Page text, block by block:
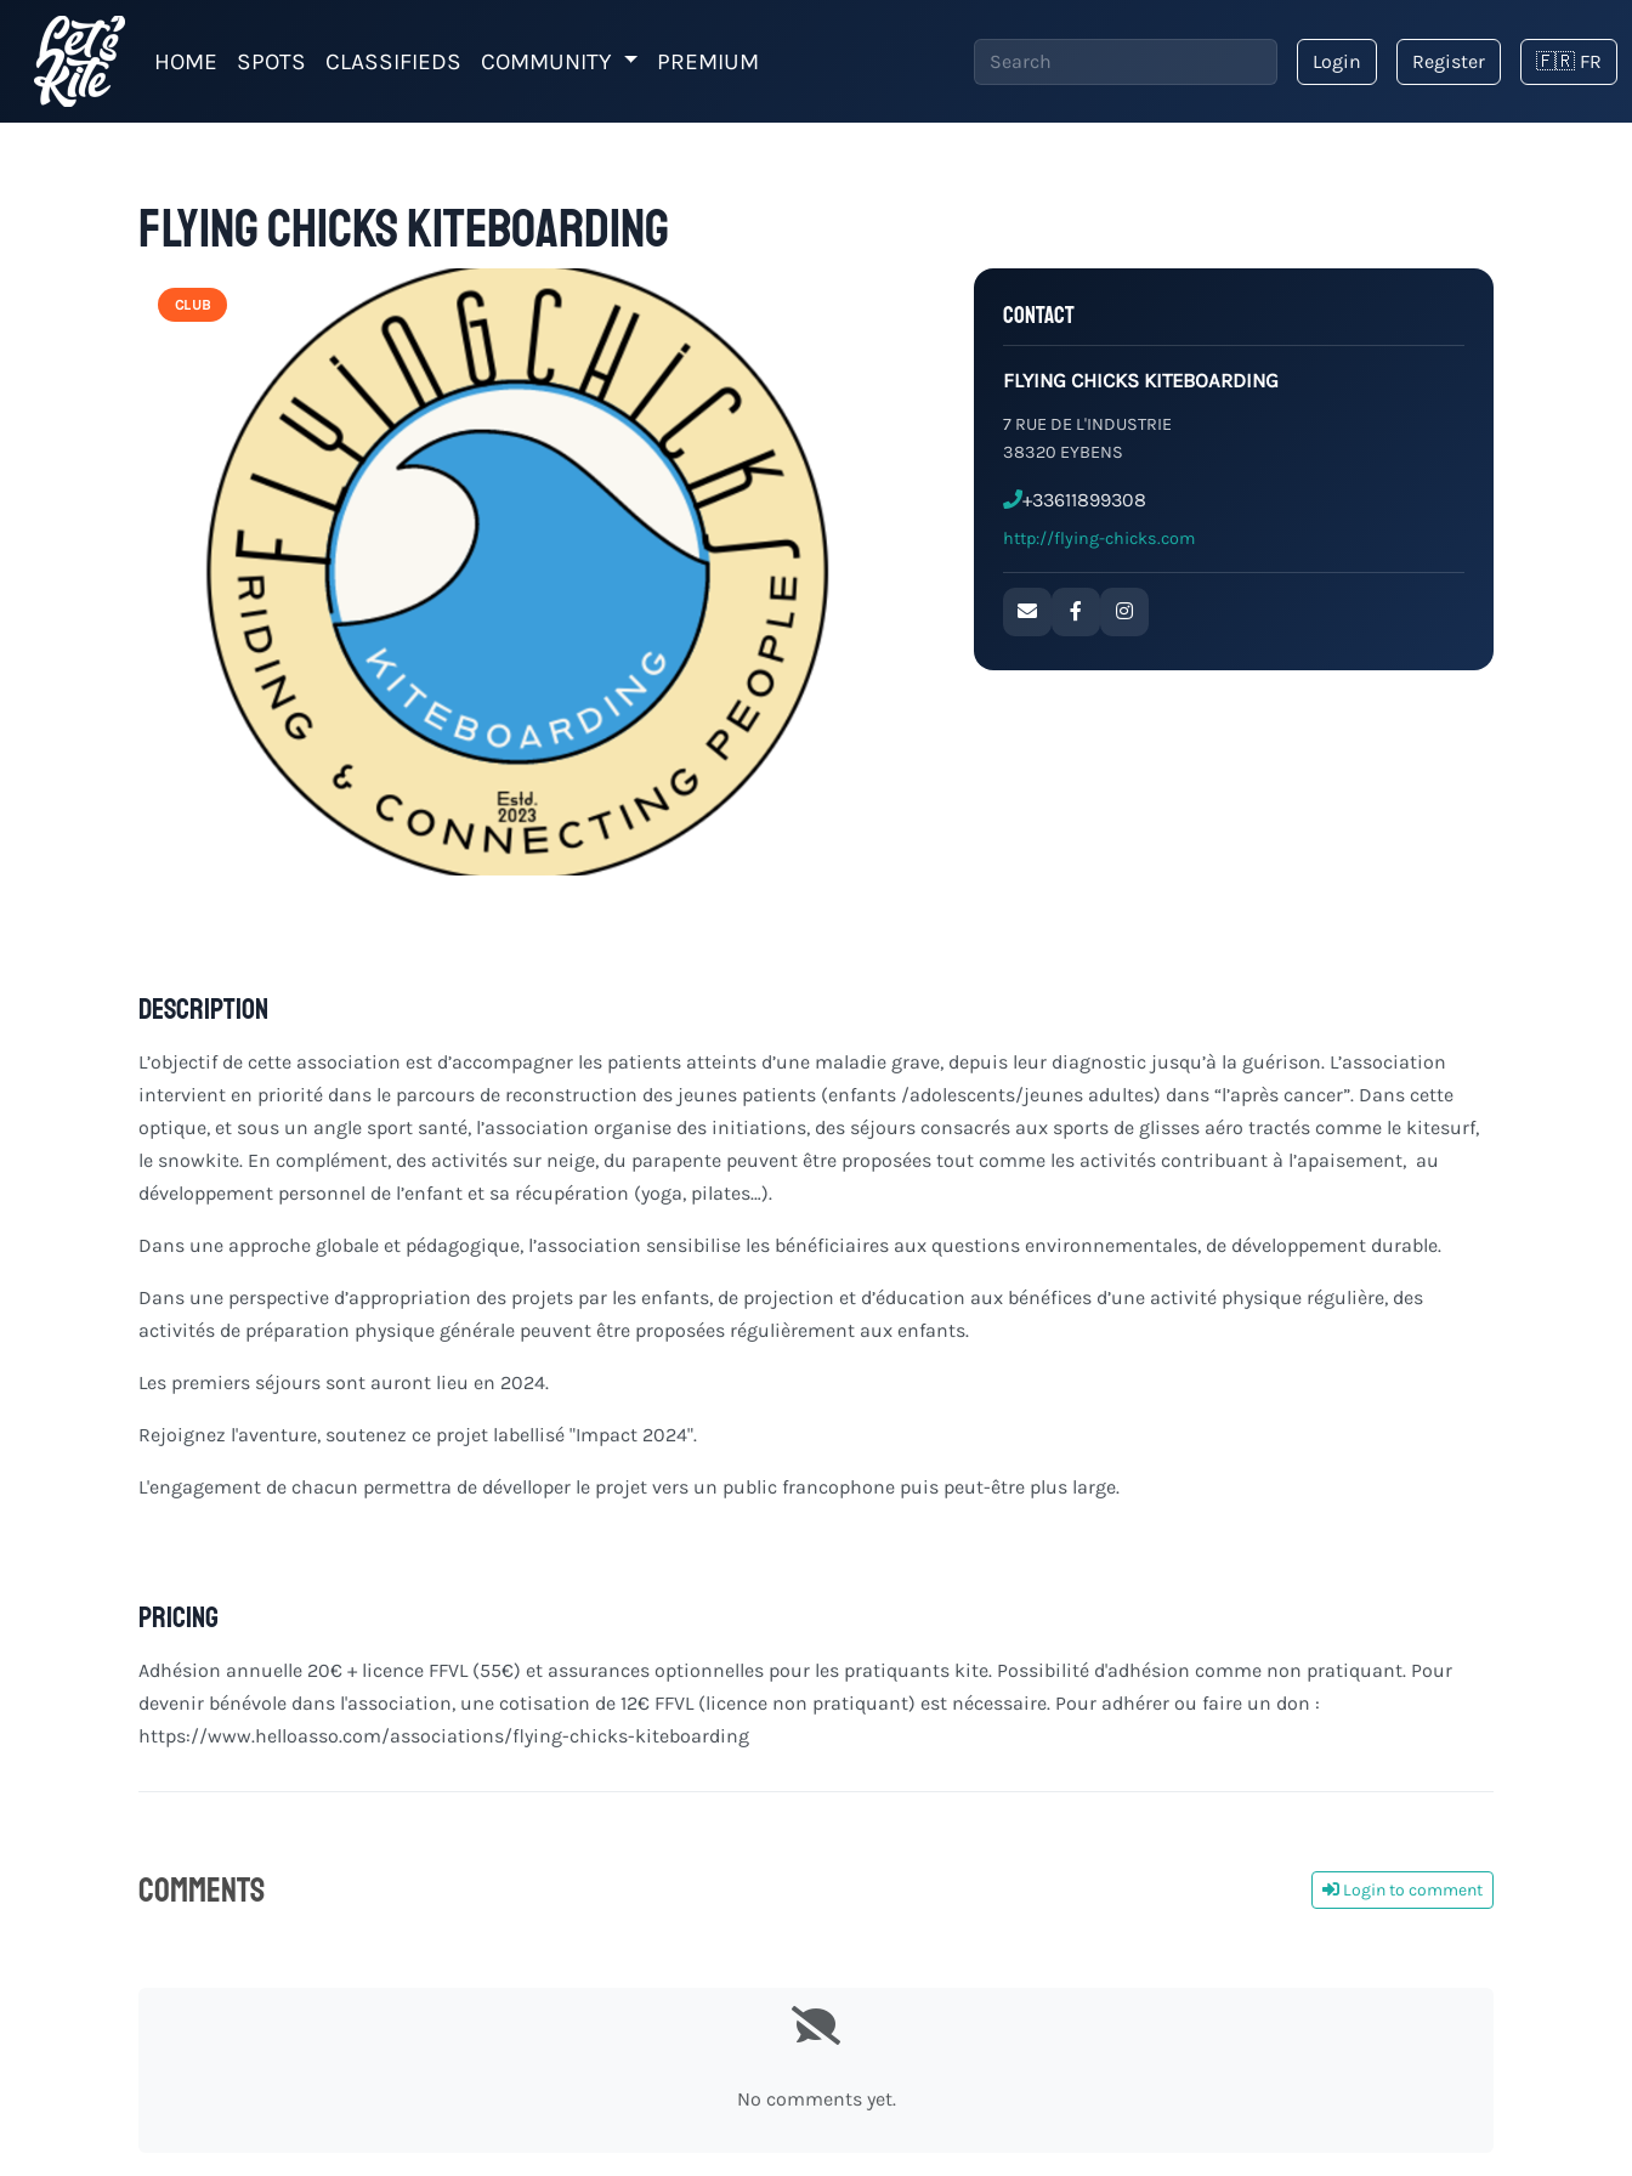
HOME SPOTS CLASSIFIEDS COMMUNITY PREMIUM Login Register 🇫🇷 FR
FLYING CHICKS KITEBOARDING
CLUB Contact
FLYING CHICKS KITEBOARDING
7 RUE DE L'INDUSTRIE
38320 EYBENS
+33611899308
http://flying-chicks.com
Description
L’objectif de cette association est d’accompagner les patients atteints d’une maladie grave, depuis leur diagnostic jusqu’à la guérison. L’association
intervient en priorité dans le parcours de reconstruction des jeunes patients (enfants /adolescents/jeunes adultes) dans “l’après cancer”. Dans cette
optique, et sous un angle sport santé, l’association organise des initiations, des séjours consacrés aux sports de glisses aéro tractés comme le kitesurf,
le snowkite. En complément, des activités sur neige, du parapente peuvent être proposées tout comme les activités contribuant à l’apaisement, au
développement personnel de l’enfant et sa récupération (yoga, pilates…).
Dans une approche globale et pédagogique, l’association sensibilise les bénéficiaires aux questions environnementales, de développement durable.
Dans une perspective d’appropriation des projets par les enfants, de projection et d’éducation aux bénéfices d’une activité physique régulière, des
activités de préparation physique générale peuvent être proposées régulièrement aux enfants.
Les premiers séjours sont auront lieu en 2024.
Rejoignez l'aventure, soutenez ce projet labellisé "Impact 2024".
L'engagement de chacun permettra de dévelloper le projet vers un public francophone puis peut-être plus large.
Pricing
Adhésion annuelle 20€ + licence FFVL (55€) et assurances optionnelles pour les pratiquants kite. Possibilité d'adhésion comme non pratiquant. Pour
devenir bénévole dans l'association, une cotisation de 12€ FFVL (licence non pratiquant) est nécessaire. Pour adhérer ou faire un don :
https://www.helloasso.com/associations/flying-chicks-kiteboarding
Comments Login to comment
No comments yet.